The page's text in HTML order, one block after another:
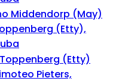
Middendorp (May)
(Etty)